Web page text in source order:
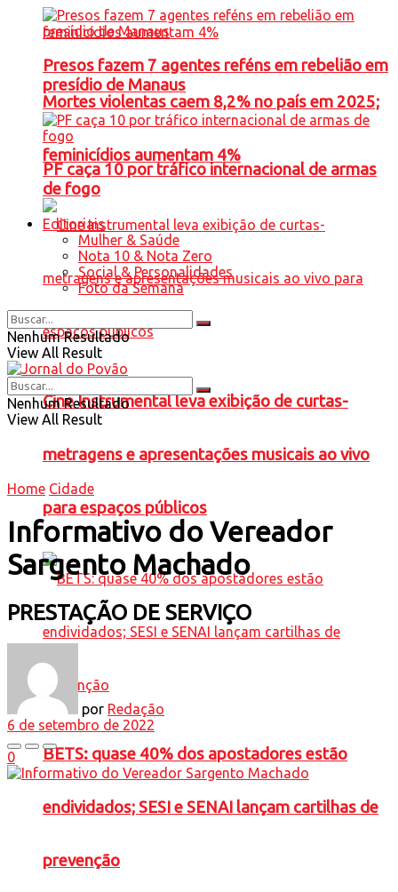
Mortes violentas caem 8,2% no país em 2025;
feminicídios aumentam 4%
Cine Instrumental leva exibição de curtas-
metragens e apresentações musicais ao vivo
para espaços públicos
BETS: quase 40% dos apostadores estão
endividados; SESI e SENAI lançam cartilhas de
prevenção
Presos fazem 7 agentes reféns em rebelião em
presídio de Manaus
PF caça 10 por tráfico internacional de armas
de fogo
Editoriais
Mulher & Saúde
Nota 10 & Nota Zero
Social & Personalidades
Foto da Semana
Nenhum Resultado
View All Result
Nenhum Resultado
View All Result
Home Cidade
Informativo do Vereador
Sargento Machado
PRESTAÇÃO DE SERVIÇO
por Redação
6 de setembro de 2022
0